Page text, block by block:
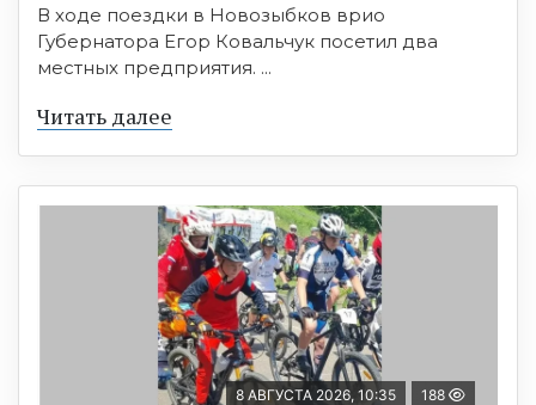
В ходе поездки в Новозыбков врио
Губернатора Егор Ковальчук посетил два
местных предприятия. ...
Читать далее
8 АВГУСТА 2026, 10:35 188